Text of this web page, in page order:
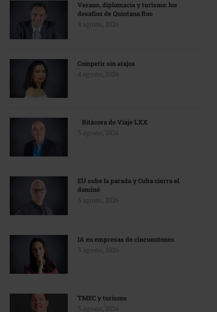
Verano, diplomacia y turismo: los
desafíos de Quintana Roo
4 agosto, 2026
Competir sin atajos
4 agosto, 2026
Bitácora de Viaje LXX
3 agosto, 2026
EU sube la parada y Cuba cierra el
dominó
3 agosto, 2026
IA en empresas de cincuentones
3 agosto, 2026
TMEC y turismo
3 agosto, 2026